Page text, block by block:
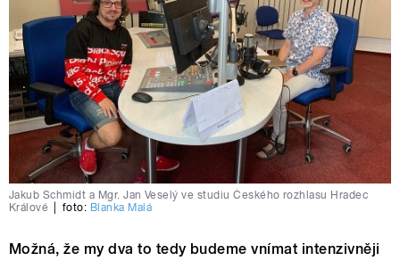
Jakub Schmidt a Mgr. Jan Veselý ve studiu Českého rozhlasu Hradec
Králové
foto: Blanka Malá
Možná, že my dva to tedy budeme vnímat intenzivněji